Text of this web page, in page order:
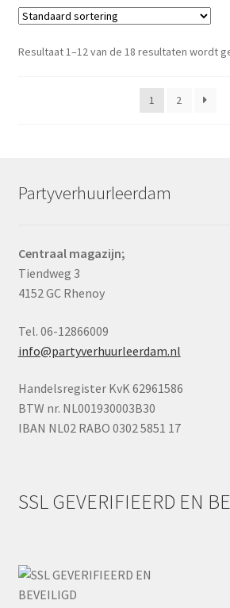
Resultaat 1–12 van de 18 resultaten wordt
1 2
Partyverhuurleerdam
Centraal magazijn;
Tiendweg 3
4152 GC Rhenoy
Tel. 06-12866009
info@partyverhuurleerdam.nl
Handelsregister KvK 62961586
BTW nr. NL001930003B30
IBAN NL02 RABO 0302 5851 17
SSL GEVERIFIEERD EN